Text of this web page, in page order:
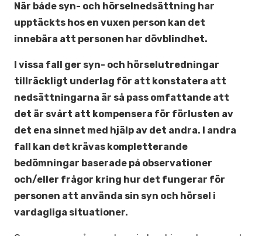
När både syn- och hörselnedsättning har
upptäckts hos en vuxen person kan det
innebära att personen har dövblindhet.
I vissa fall ger syn- och hörselutredningar
tillräckligt underlag för att konstatera att
nedsättningarna är så pass omfattande att
det är svårt att kompensera för förlusten av
det ena sinnet med hjälp av det andra. I andra
fall kan det krävas kompletterande
bedömningar baserade på observationer
och/eller frågor kring hur det fungerar för
personen att använda sin syn och hörsel i
vardagliga situationer.